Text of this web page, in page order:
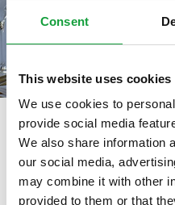
Consent
This website uses cookies
We use cookies to
provide social media
We also share information
our social media,
may combine it with other
provided to them or that
tag directory > consumo